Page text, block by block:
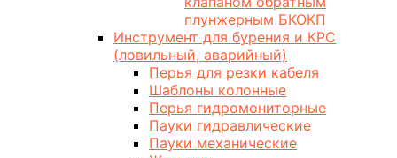
плунжерным БКОКП
Инструмент для бурения и КРС
(ловильный, аварийный)
Перья для резки кабеля
Шаблоны колонные
Перья гидромониторные
Пауки гидравлические
Пауки механические